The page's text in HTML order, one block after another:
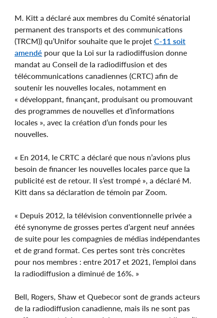
M. Kitt a déclaré aux membres du Comité sénatorial
permanent des transports et des communications
(TRCM)) qu’Unifor souhaite que le projet C-11 soit
amendé pour que la Loi sur la radiodiffusion donne
mandat au Conseil de la radiodiffusion et des
télécommunications canadiennes (CRTC) afin de
soutenir les nouvelles locales, notamment en
« développant, finançant, produisant ou promouvant
des programmes de nouvelles et d’informations
locales », avec la création d’un fonds pour les
nouvelles.
« En 2014, le CRTC a déclaré que nous n’avions plus
besoin de financer les nouvelles locales parce que la
publicité est de retour. Il s’est trompé », a déclaré M.
Kitt dans sa déclaration de témoin par Zoom.
« Depuis 2012, la télévision conventionnelle privée a
été synonyme de grosses pertes d’argent neuf années
de suite pour les compagnies de médias indépendantes
et de grand format. Ces pertes sont très concrètes
pour nos membres : entre 2017 et 2021, l’emploi dans
la radiodiffusion a diminué de 16%. »
Bell, Rogers, Shaw et Quebecor sont de grands acteurs
de la radiodiffusion canadienne, mais ils ne sont pas